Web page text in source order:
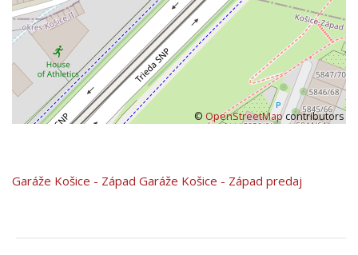
© OpenStreetMapcontributors
Garáže Košice - Západ Garáže Košice - Západ predaj